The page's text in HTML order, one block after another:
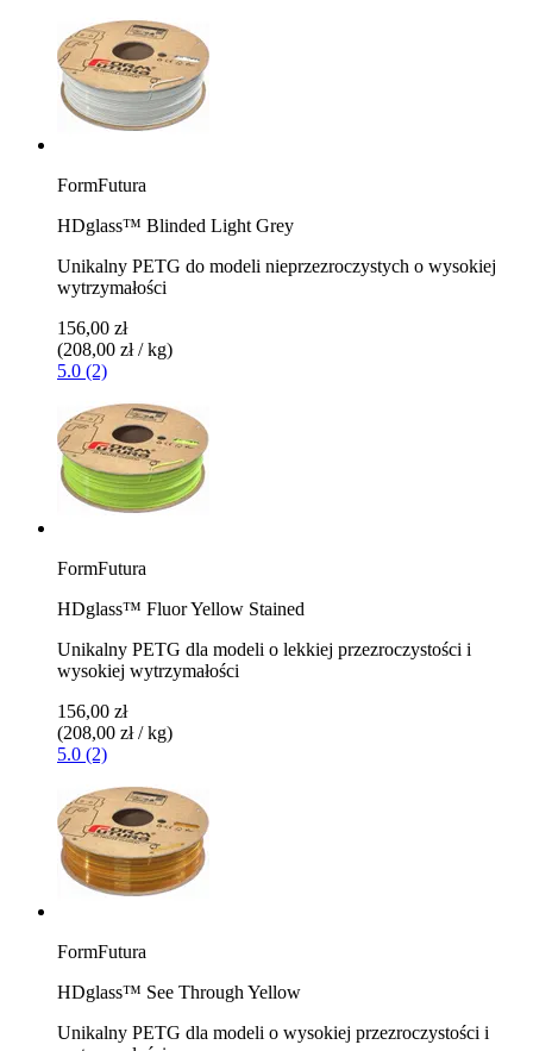
FormFutura
HDglass™ Blinded Light Grey
Unikalny PETG do modeli nieprzezroczystych o wysokiej
wytrzymałości
156,00 zł
(208,00 zł / kg)
5.0 (2)
FormFutura
HDglass™ Fluor Yellow Stained
Unikalny PETG dla modeli o lekkiej przezroczystości i
wysokiej wytrzymałości
156,00 zł
(208,00 zł / kg)
5.0 (2)
FormFutura
HDglass™ See Through Yellow
Unikalny PETG dla modeli o wysokiej przezroczystości i